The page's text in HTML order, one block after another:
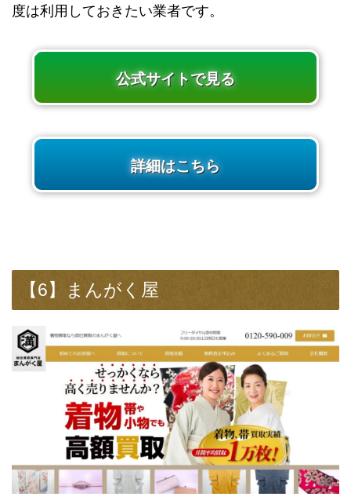
度は利用しておきたい業者です。
公式サイトで見る
詳細はこちら
【6】まんがく屋